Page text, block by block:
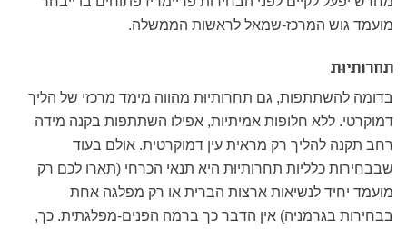
מועמד גוש המרכז-שמאל לראשות הממשלה.
תחרותיוּת
בדומה להשתתפות, גם תחרותיוּת מהווה מימד מרכזי של הליך
דמוקרטי. ללא חלופות אמיתיות, אפילו השתתפות בקנה מידה
רחב תקנה להליך רק מראית עין דמוקרטית. אולם בעוד
שבבחירות כלליות תחרותיוּת היא תנאי הכרחי (תארו לכם רק
מועמד יחיד לנשיאות ארצות הברית או רק מפלגה אחת
בבחירות בגרמניה) אין הדבר כך ברמה הפנים-מפלגתית. כך,